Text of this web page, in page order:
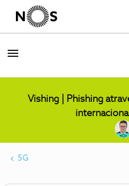
Vishing | Phishing
5G